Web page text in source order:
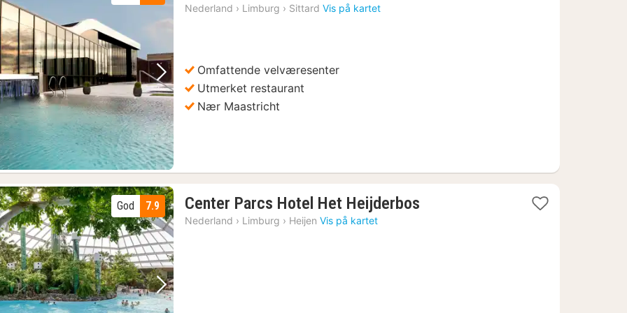
Forrige bilde Neste bilde
Nederland › Limburg › Sittard Vis på kartet
Omfattende velværesenter
Utmerket restaurant
Nær Maastricht
Forrige bilde Neste bilde
7.9
God Center Parcs Hotel Het Heijderbos
Nederland › Limburg › Heijen Vis på kartet